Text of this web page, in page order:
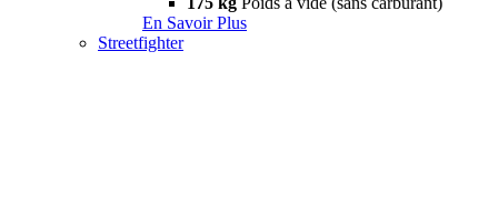
En Savoir Plus
Streetfighter